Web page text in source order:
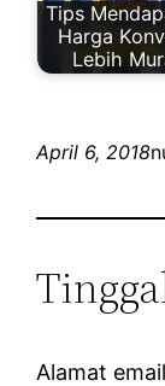
Tips
Harga
Lebih
April 6, 2018
Alamat